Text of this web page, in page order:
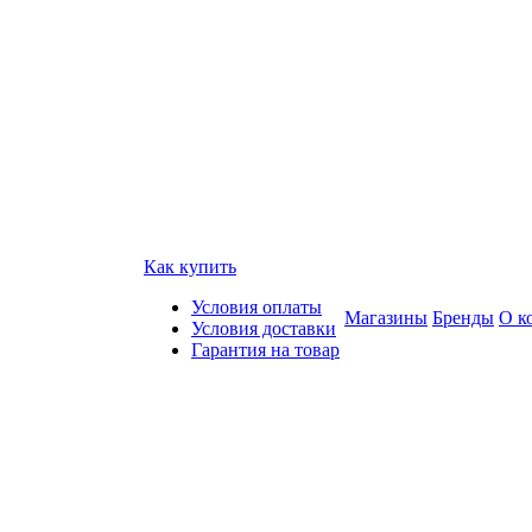
Как купить
Условия оплаты
Условия доставки
Гарантия на товар
Магазины Бренды О